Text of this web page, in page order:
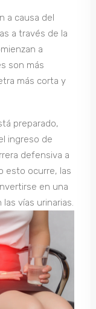
a causa del
a través de la
a
son más
más corta y
preparado,
ingreso de
defensiva a
esto ocurre, las
en una
vías urinarias.